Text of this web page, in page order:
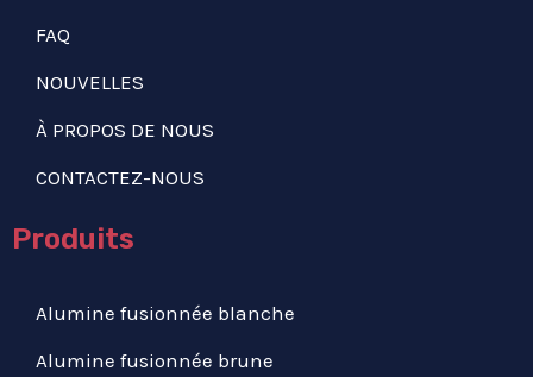
FAQ
NOUVELLES
À PROPOS DE NOUS
CONTACTEZ-NOUS
Produits
Alumine fusionnée blanche
Alumine fusionnée brune